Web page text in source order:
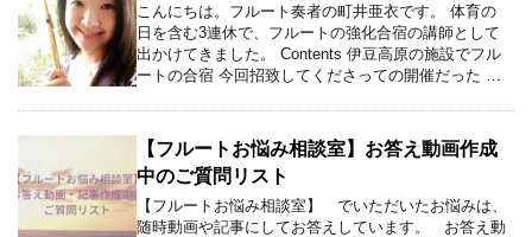
こんにちは。フルート奏者の町井亜衣です。 体育の
日を含む3連休で、フルートの強化合宿の講師として
出かけてきました。 Contents 伊豆高原の施設でフル
ートの合宿 今回招致してくださっての開催だった …
【フルートお悩み相談室】お答え動画作成
中のご質問リスト
【フルートお悩み相談室】 でいただいたお悩みは、
随時動画や記事にしてお答えしています。 お答え動